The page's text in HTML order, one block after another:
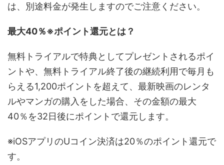
は、別途料金が発生しますのでご注意ください。
最大40％※ポイント還元とは？
無料トライアルで特典としてプレゼントされるポイ
ントや、無料トライアル終了後の継続利用で毎月も
らえる1,200ポイントを超えて、最新映画のレンタ
ルやマンガの購入をした場合、その金額の最大
40％を32日後にポイントで還元します。
※iOSアプリのUコイン決済は20％のポイント還元で
す。